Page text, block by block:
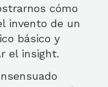
cómo
invento de un
básico y
el insight.